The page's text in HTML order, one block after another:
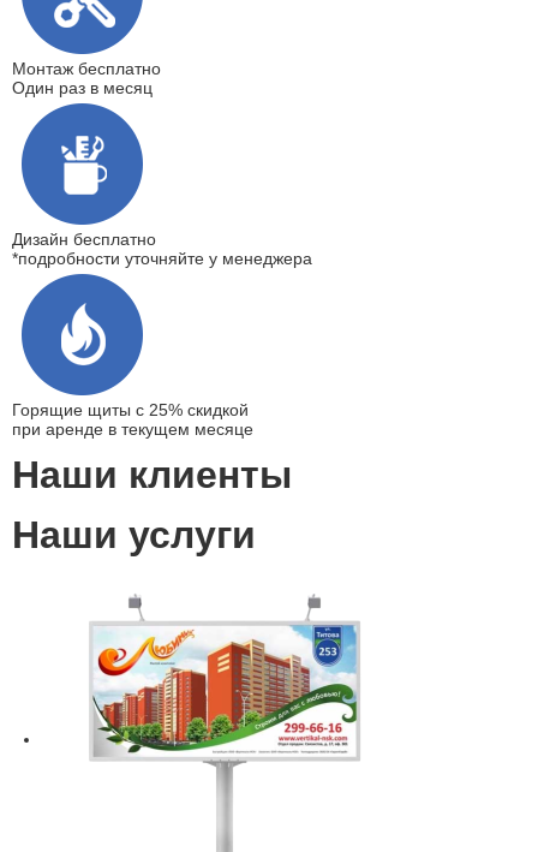
Монтаж бесплатно
Один раз в месяц
Дизайн бесплатно
*подробности уточняйте у менеджера
Горящие щиты с 25% скидкой
при аренде в текущем месяце
Наши клиенты
Наши услуги